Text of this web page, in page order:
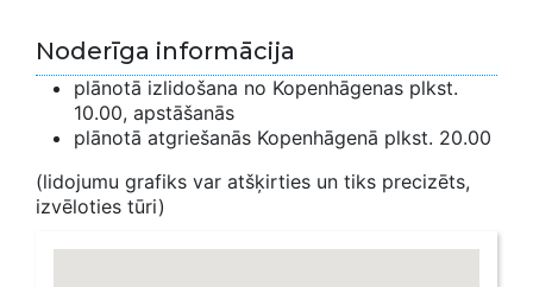
Noderīga informācija
plānotā izlidošana no Kopenhāgenas plkst.
10.00, apstāšanās
plānotā atgriešanās Kopenhāgenā plkst. 20.00
(lidojumu grafiks var atšķirties un tiks precizēts,
izvēloties tūri)